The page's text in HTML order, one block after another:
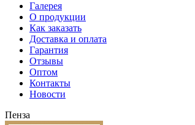
Галерея
О продукции
Как заказать
Доставка и оплата
Гарантия
Отзывы
Оптом
Контакты
Новости
Пенза